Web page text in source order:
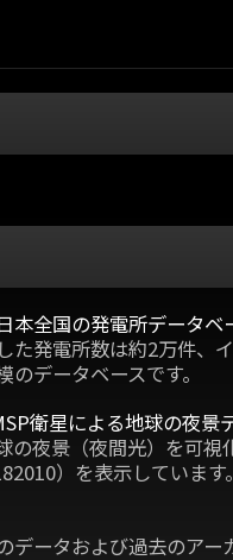
本全国の発電所データベ
た発電所数は約2万件、
データベースです。
衛星による地球の夜景
の夜景（夜間光）を可視
）を表示しています
データおよび過去のアー